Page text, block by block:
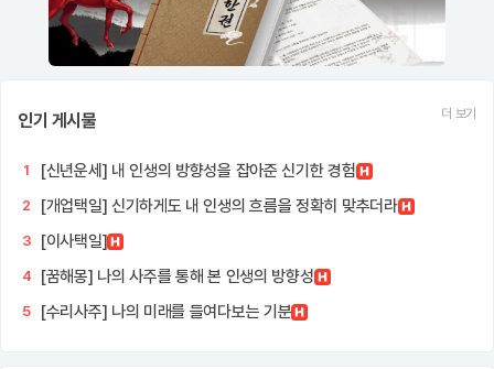
인기 게시물 더 보기
1 [신년운세] 내 인생의 방향성을 잡아준 신기한 경험
2 [개업택일] 신기하게도 내 인생의 흐름을 정확히 맞추더라
3 [이사택일]
4 [꿈해몽] 나의 사주를 통해 본 인생의 방향성
5 [수리사주] 나의 미래를 들여다보는 기분